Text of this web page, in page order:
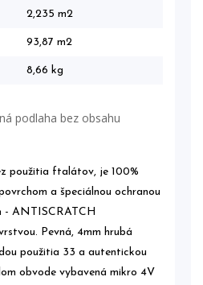
2,235 m2
93,87 m2
8,66 kg
podlaha bez obsahu
použitia ftalátov, je 100%
a špeciálnou ochranou
- ANTISCRATCH
Pevná, 4mm hrubá
použitia 33 a autentickou
obvode vybavená mikro 4V